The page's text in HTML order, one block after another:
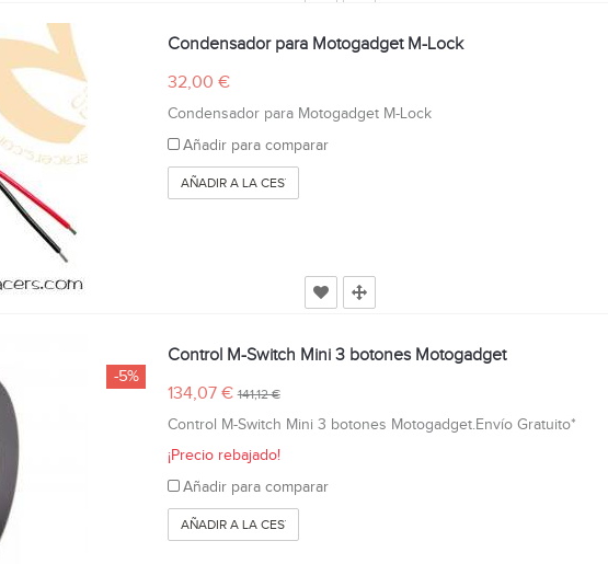
Condensador para Motogadget M-Lock
32,00 €
Condensador para Motogadget M-Lock
Añadir para comparar
AÑADIR A LA CESTA
-5%
Control M-Switch Mini 3 botones Motogadget
134,07 €141,12 €
Control M-Switch Mini 3 botones Motogadget.Envío Gratuito*
¡Precio rebajado!
Añadir para comparar
AÑADIR A LA CESTA